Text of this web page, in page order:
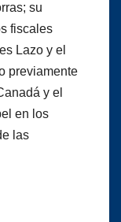
su
fiscales
Lazo y el
previamente
y el
en los
las